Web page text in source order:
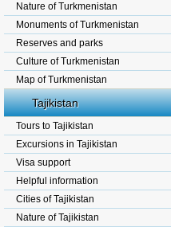
Nature of Turkmenistan
Monuments of Turkmenistan
Reserves and parks
Culture of Turkmenistan
Map of Turkmenistan
Tajikistan
Tours to Tajikistan
Excursions in Tajikistan
Visa support
Helpful information
Cities of Tajikistan
Nature of Tajikistan